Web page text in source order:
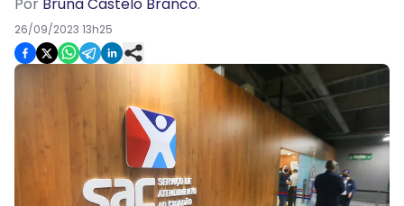
Por Bruna Castelo Branco.
26/09/2023 13h25